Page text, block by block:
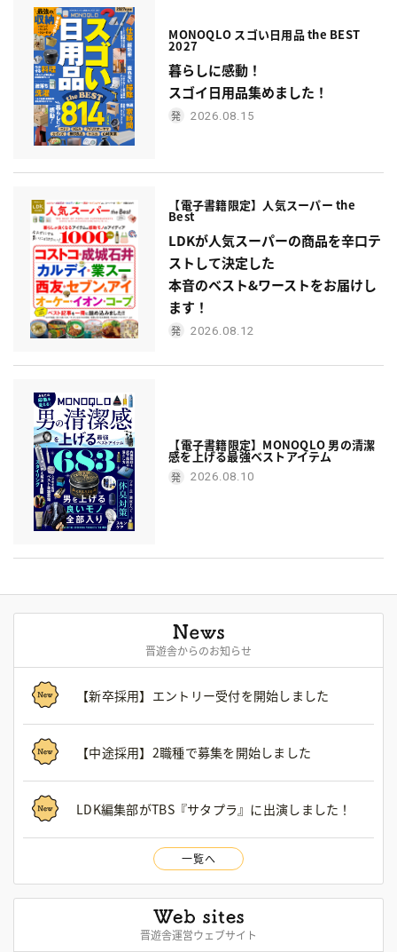
MONOQLO スゴい日用品 the BEST
2027
暮らしに感動！
スゴイ日用品集めました！
2026.08.15
【電子書籍限定】人気スーパー the
Best
LDKが人気スーパーの商品を辛口テ
ストして決定した
本音のベスト&ワーストをお届けし
ます！
2026.08.12
【電子書籍限定】MONOQLO 男の清潔
感を上げる最強ベストアイテム
2026.08.10
晋遊舎からのお知らせ
【新卒採用】エントリー受付を開始しました
【中途採用】2職種で募集を開始しました
LDK編集部がTBS『サタプラ』に出演しました！
一覧へ
晋遊舎運営ウェブサイト